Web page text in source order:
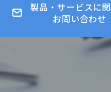
製品・サービスに
お問い合わせ